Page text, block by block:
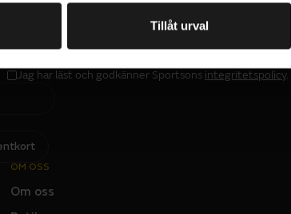
Tillåt urval
PRENUMERERA PÅ VÅRT NYHETSBREV
A
L
I
Jag har läst och godkänner Sportsons integritetspolicy.
OM OSS
Om oss